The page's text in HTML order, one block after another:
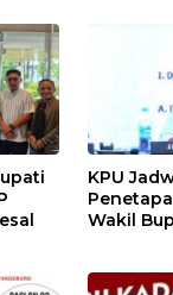
KPU
Wakil